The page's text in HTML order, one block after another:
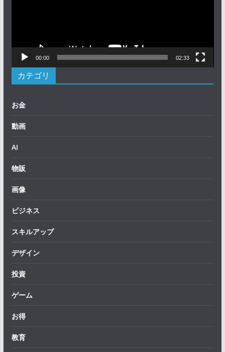
00:00 02:33
カテゴリ
お金
動画
AI
物販
画像
ビジネス
スキルアップ
デザイン
投資
ゲーム
お得
教育